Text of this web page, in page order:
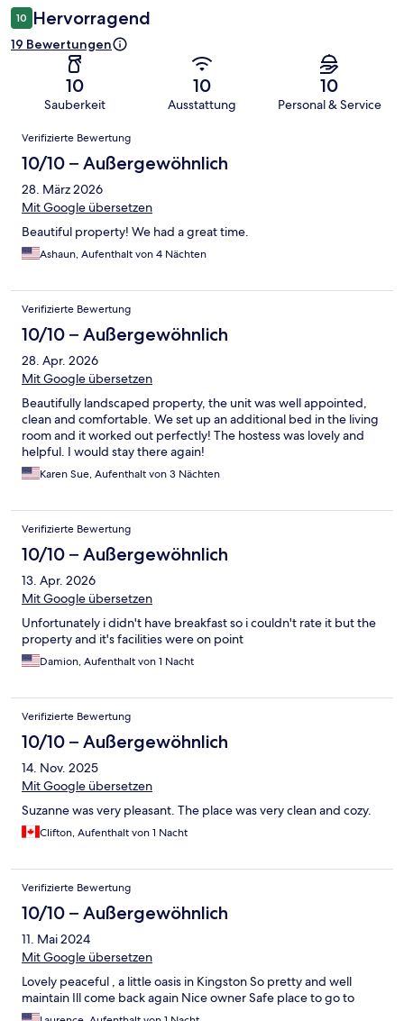
10 Hervorragend
19 Bewertungen
10
Sauberkeit
10
Ausstattung
10
Personal & Service
Bewertungen
Verifizierte Bewertung
10/10 – Außergewöhnlich
28. März 2026
Mit Google übersetzen
Beautiful property! We had a great time.
Ashaun, Aufenthalt von 4 Nächten
Verifizierte Bewertung
10/10 – Außergewöhnlich
28. Apr. 2026
Mit Google übersetzen
Beautifully landscaped property, the unit was well appointed,
clean and comfortable. We set up an additional bed in the living
room and it worked out perfectly! The hostess was lovely and
helpful. I would stay there again!
Karen Sue, Aufenthalt von 3 Nächten
Verifizierte Bewertung
10/10 – Außergewöhnlich
13. Apr. 2026
Mit Google übersetzen
Unfortunately i didn't have breakfast so i couldn't rate it but the
property and it's facilities were on point
Damion, Aufenthalt von 1 Nacht
Verifizierte Bewertung
10/10 – Außergewöhnlich
14. Nov. 2025
Mit Google übersetzen
Suzanne was very pleasant. The place was very clean and cozy.
Clifton, Aufenthalt von 1 Nacht
Verifizierte Bewertung
10/10 – Außergewöhnlich
11. Mai 2024
Mit Google übersetzen
Lovely peaceful , a little oasis in Kingston So pretty and well
maintain Ill come back again Nice owner Safe place to go to